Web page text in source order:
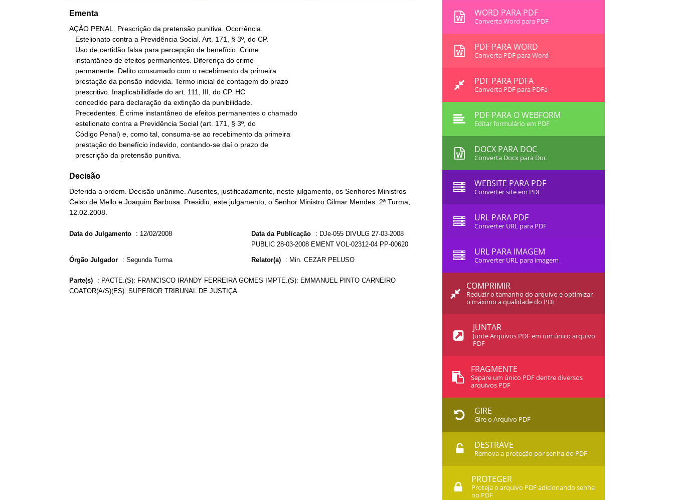
Ementa
AÇÃO PENAL. Prescrição da pretensão punitiva. Ocorrência.
   prescrição da pretensão punitiva.
Decisão
Deferida a ordem. Decisão unânime. Ausentes, justificadamente, neste julgamento, os Senhores Ministros
Celso de Mello e Joaquim Barbosa. Presidiu, este julgamento, o Senhor Ministro Gilmar Mendes. 2ª Turma,
12.02.2008.
Data do Julgamento : 12/02/2008 Data da Publicação : DJe-055 DIVULG 27-03-2008
PUBLIC 28-03-2008 EMENT VOL-02312-04 PP-00620
Órgão Julgador : Segunda Turma Relator(a) : Min. CEZAR PELUSO
Parte(s) : PACTE.(S): FRANCISCO IRANDY FERREIRA GOMES IMPTE.(S): EMMANUEL PINTO CARNEIRO
COATOR(A/S)(ES): SUPERIOR TRIBUNAL DE JUSTIÇA
WORD PARA PDF
Converta Word para PDF
PDF PARA WORD
Converta PDF para Word
PDF PARA PDFA
Converta PDF para PDFa
PDF PARA O WEBFORM
Editar formulário em PDF
DOCX PARA DOC
Converta Docx para Doc
WEBSITE PARA PDF
Converter site em PDF
URL PARA PDF
Converter URL para PDF
URL PARA IMAGEM
Converter URL para imagem
COMPRIMIR
Reduzir o tamanho do arquivo e optimizar
o máximo a qualidade do PDF
JUNTAR
Junte Arquivos PDF em um único arquivo
PDF
FRAGMENTE
Separe um único PDF dentre diversos
arquivos PDF
GIRE
Gire o Arquivo PDF
DESTRAVE
Remova a proteção por senha do PDF
PROTEGER
Proteja o arquivo PDF adicionando senha
no PDF